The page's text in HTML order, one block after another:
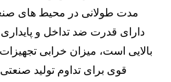
مدت طولانی در محیط های
بالایی است، میزان خرابی
قوی برای تداوم تولید